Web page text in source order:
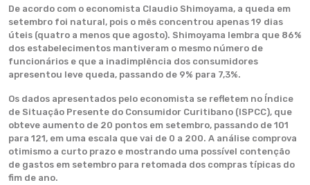
De acordo com o economista Claudio Shimoyama, a queda em
setembro foi natural, pois o mês concentrou apenas 19 dias
úteis (quatro a menos que agosto). Shimoyama lembra que 86%
dos estabelecimentos mantiveram o mesmo número de
funcionários e que a inadimplência dos consumidores
apresentou leve queda, passando de 9% para 7,3%.
Os dados apresentados pelo economista se refletem no Índice
de Situação Presente do Consumidor Curitibano (ISPCC), que
obteve aumento de 20 pontos em setembro, passando de 101
para 121, em uma escala que vai de 0 a 200. A análise comprova
otimismo a curto prazo e mostrando uma possível contenção
de gastos em setembro para retomada dos compras típicas do
fim de ano.